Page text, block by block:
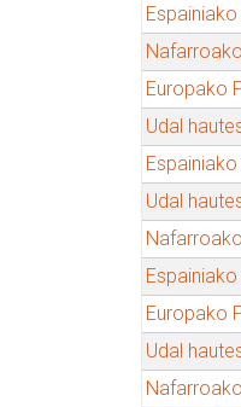
Europako
Udal
Udal
Europako
Udal